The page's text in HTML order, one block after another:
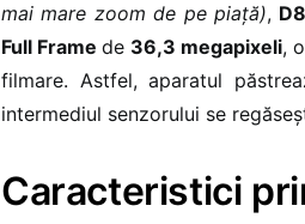
mai mare zoom de pe piață),
Full Framede 36,3 megapixeli,
filmare. Astfel, aparatul
intermediul senzorului se
Caracteristici